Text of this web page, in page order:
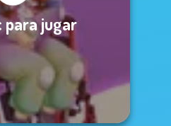
para jugar